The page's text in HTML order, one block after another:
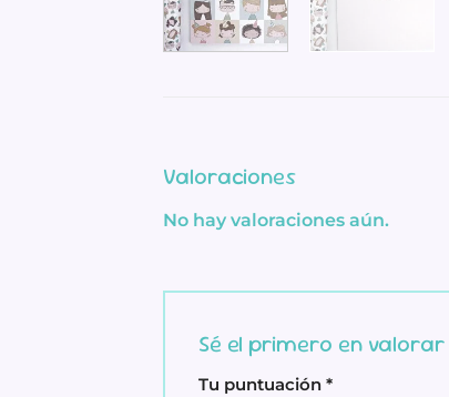
Valoraciones
No hay valoraciones aún.
Sé el primero en valorar
Tu puntuación *